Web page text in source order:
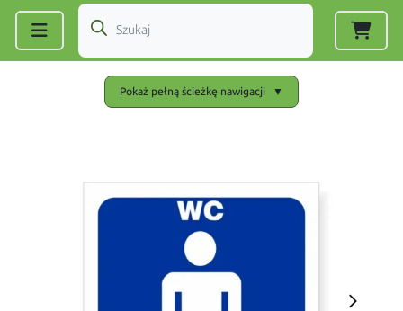
Pokaż pełną ścieżkę nawigacji ▼